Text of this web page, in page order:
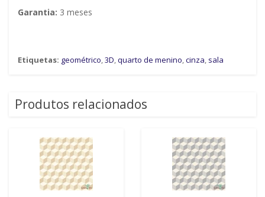
Garantia: 3 meses
Etiquetas: geométrico,3D,quarto de menino,cinza, sala
Produtos relacionados